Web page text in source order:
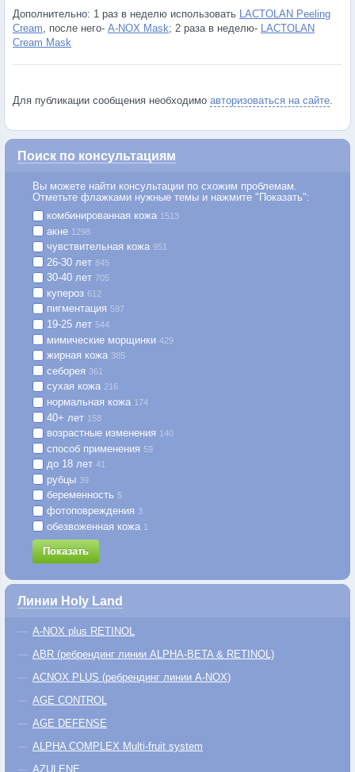
Дополнительно: 1 раз в неделю использовать LACTOLAN Peeling
Cream, после него- A-NOX Mask; 2 раза в неделю- LACTOLAN
Cream Mask
Для публикации сообщения необходимо авторизоваться на сайте.
Поиск по консультациям
Вы можете найти консультации по схожим проблемам.
Отметьте флажками нужные темы и нажмите "Показать":
комбинированная кожа 1513
акне 1298
чувствительная кожа 951
26-30 лет 845
30-40 лет 705
купероз 612
пигментация 597
19-25 лет 544
мимические морщинки 429
жирная кожа 385
себорея 361
сухая кожа 216
нормальная кожа 174
40+ лет 158
возрастные изменения 140
способ применения 59
до 18 лет 41
рубцы 39
беременность 5
фотоповреждения 3
обезвоженная кожа 1
Показать
Линии Holy Land
A-NOX plus RETINOL
ABR (ребрендинг линии ALPHA-BETA & RETINOL)
ACNOX PLUS (ребрендинг линии A-NOX)
AGE CONTROL
AGE DEFENSE
ALPHA COMPLEX Multi-fruit system
AZULENE